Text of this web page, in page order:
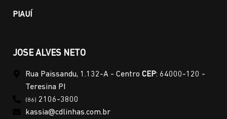
PIAUÍ
JOSE ALVES NETO
Rua Paissandu, 1.132-A - Centro CEP: 64000-120 -
Teresina PI
(86) 2106-3800
kassia@cdlinhas.com.br